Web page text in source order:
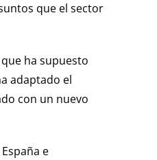
que el sector
ha supuesto
adaptado el
con un nuevo
e